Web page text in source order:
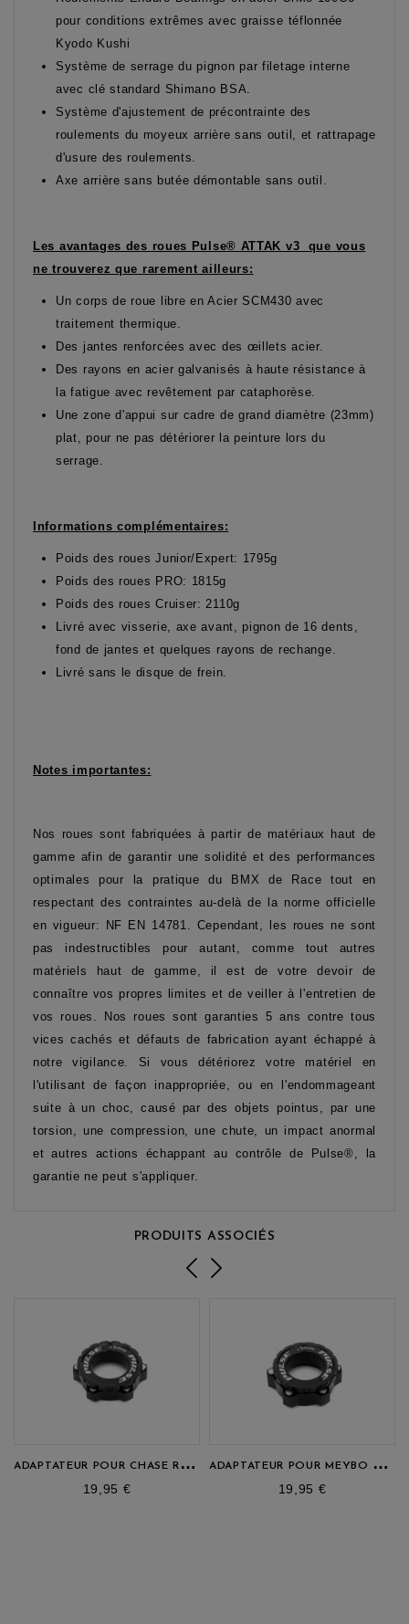
pour conditions extrêmes avec graisse téflonnée
Kyodo Kushi
Système de serrage du pignon par filetage interne
avec clé standard Shimano BSA.
Système d'ajustement de précontrainte des
roulements du moyeux arrière sans outil, et rattrapage
d'usure des roulements.
Axe arrière sans butée démontable sans outil.
Les avantages des roues Pulse® ATTAK v3 que vous
ne trouverez que rarement ailleurs:
Un corps de roue libre en Acier SCM430 avec
traitement thermique.
Des jantes renforcées avec des œillets acier.
Des rayons en acier galvanisés à haute résistance à
la fatigue avec revêtement par cataphorèse.
Une zone d'appui sur cadre de grand diamètre (23mm)
plat, pour ne pas détériorer la peinture lors du
serrage.
Informations complémentaires:
Poids des roues Junior/Expert: 1795g
Poids des roues PRO: 1815g
Poids des roues Cruiser: 2110g
Livré avec visserie, axe avant, pignon de 16 dents,
fond de jantes et quelques rayons de rechange.
Livré sans le disque de frein.
Notes importantes:
Nos roues sont fabriquées à partir de matériaux haut de
gamme afin de garantir une solidité et des performances
optimales pour la pratique du BMX de Race tout en
respectant des contraintes au-delà de la norme officielle
en vigueur: NF EN 14781. Cependant, les roues ne sont
pas indestructibles pour autant, comme tout autres
matériels haut de gamme, il est de votre devoir de
connaître vos propres limites et de veiller à l'entretien de
vos roues. Nos roues sont garanties 5 ans contre tous
vices cachés et défauts de fabrication ayant échappé à
notre vigilance. Si vous détériorez votre matériel en
l'utilisant de façon inappropriée, ou en l'endommageant
suite à un choc, causé par des objets pointus, par une
torsion, une compression, une chute, un impact anormal
et autres actions échappant au contrôle de Pulse®, la
garantie ne peut s'appliquer.
PRODUITS ASSOCIÉS
A
DAPTATEUR POUR CHASE RSP 4.0 ET 5.0
prix
19,95 €
A
DAPTATEUR POUR MEYBO HOLESHOT
prix
19,95 €